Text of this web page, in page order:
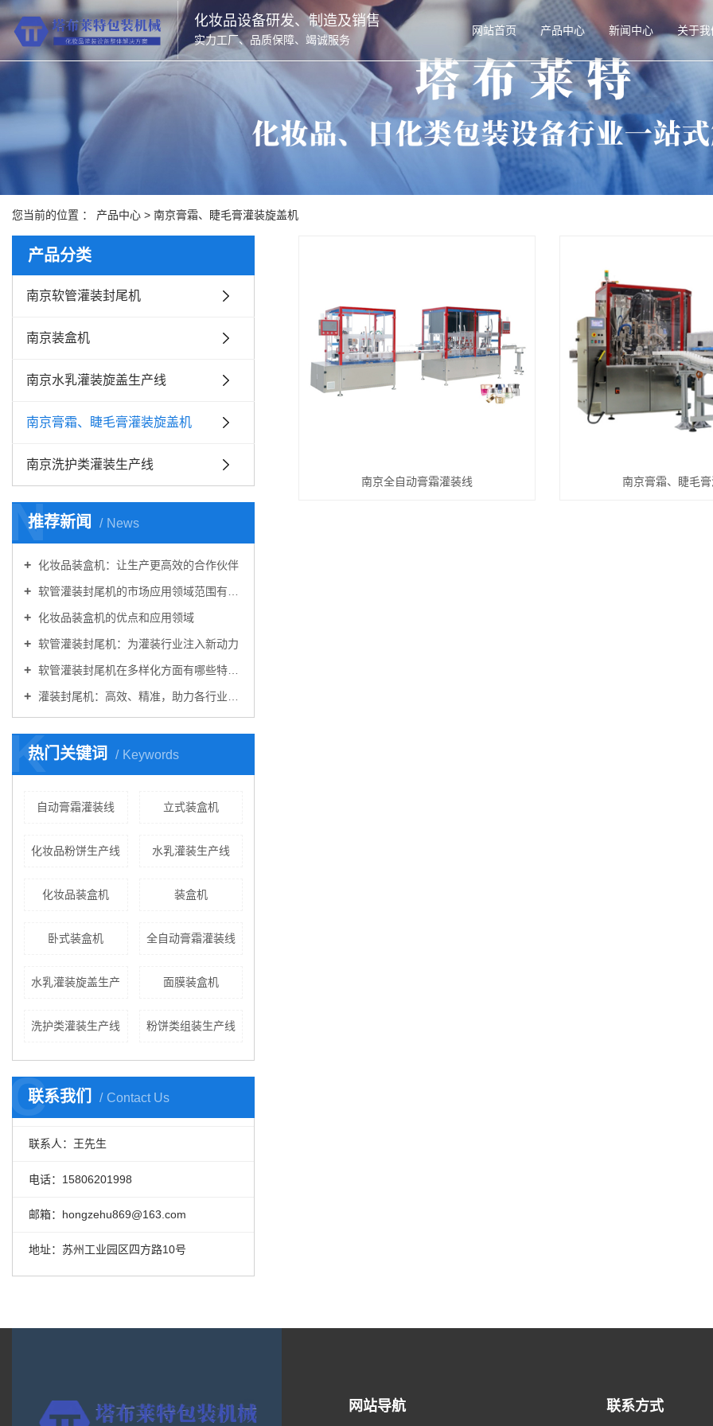
化妆品设备研发、制造及销售
实力工厂、品质保障、竭诚服务
网站首页 产品中心 新闻中心 关于
您当前的位置 ： 产品中心 > 南京膏霜、睫毛膏灌装旋盖机
产品分类
南京软管灌装封尾机
南京装盒机
南京水乳灌装旋盖生产线
南京膏霜、睫毛膏灌装旋盖机
南京洗护类灌装生产线
推荐新闻 News
N
化妆品装盒机：让生产更高效的合作伙伴
软管灌装封尾机的市场应用领域范围有哪些？
化妆品装盒机的优点和应用领域
软管灌装封尾机：为灌装行业注入新动力
软管灌装封尾机在多样化方面有哪些特点?
灌装封尾机：高效、精准，助力各行业包装生产
热门关键词 Keywords
K
自动膏霜灌装线 立式装盒机
化妆品粉饼生产线 水乳灌装生产线
化妆品装盒机 装盒机
卧式装盒机 全自动膏霜灌装线
水乳灌装旋盖生产 面膜装盒机
洗护类灌装生产线 粉饼类组装生产线
联系我们 Contact Us
C
联系人：王先生
电话：15806201998
邮箱：hongzehu869@163.com
地址：苏州工业园区四方路10号
南京全自动膏霜灌装线 南京膏霜、睫毛
网站导航 联系方式